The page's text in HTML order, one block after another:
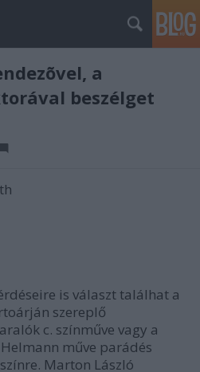
a
beszélget
is választ találhat a
szereplő
c. színműve vagy a
műve parádés
Marton László